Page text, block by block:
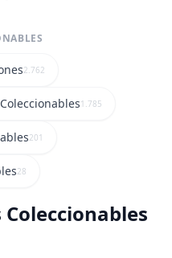
2.762
1.785
201
28